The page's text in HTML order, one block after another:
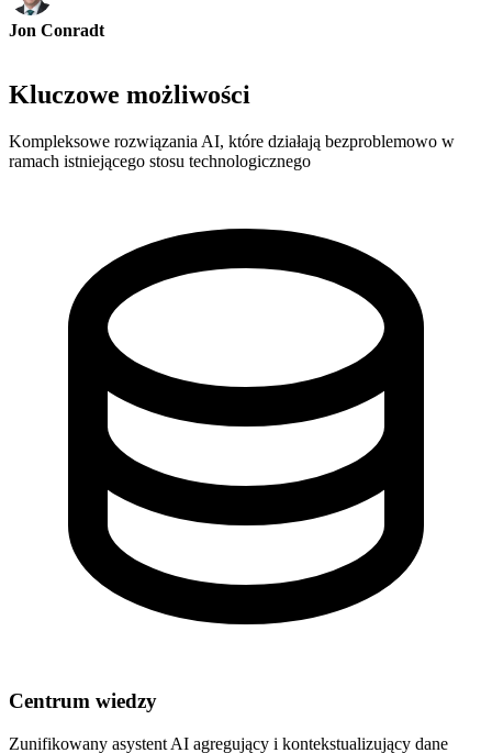
Jon Conradt
Kluczowe możliwości
Kompleksowe rozwiązania AI, które działają bezproblemowo w
ramach istniejącego stosu technologicznego
Centrum wiedzy
Zunifikowany asystent AI agregujący i kontekstualizujący dane